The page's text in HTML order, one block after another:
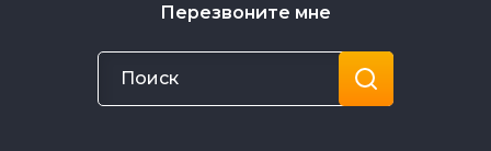
Перезвоните мне